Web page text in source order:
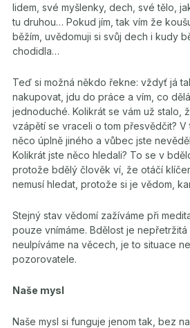
lidem, své myšlenky, dech, své tělo,
tu druhou… Pokud jím, tak vím že
běžím, uvědomuji si svůj dech i kudy
chodidla…
Teď si možná někdo řekne: vždyť já
nakupovat, jdu do práce a vím, co
jednoduché. Kolikrát se vám už stalo,
vzápětí se vraceli o tom přesvědčit? V
něco úplně jiného a vůbec jste
Kolikrát jste něco hledali? To se v
protože bdělý člověk ví, že otáčí
nemusí hledat, protože si je vědom,
Stejný stav vědomí zažíváme při
pouze vnímáme. Bdělost je
neulpíváme na věcech, je to situace
pozorovatele.
Naše mysl
Naše mysl si funguje jenom tak, bez